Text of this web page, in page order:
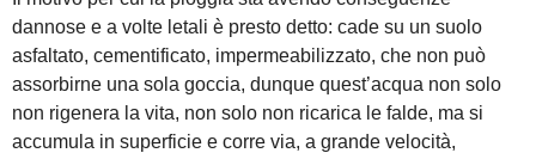
dannose e a volte letali è presto detto: cade su un suolo
asfaltato, cementificato, impermeabilizzato, che non può
assorbirne una sola goccia, dunque quest’acqua non solo
non rigenera la vita, non solo non ricarica le falde, ma si
accumula in superficie e corre via, a grande velocità,